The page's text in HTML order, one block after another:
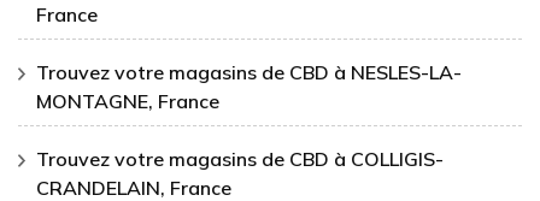
France
Trouvez votre magasins de CBD à NESLES-LA-
MONTAGNE, France
Trouvez votre magasins de CBD à COLLIGIS-
CRANDELAIN, France